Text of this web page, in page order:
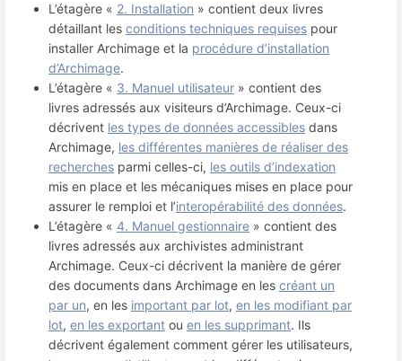
L’étagère « 2. Installation » contient deux livres
détaillant les conditions techniques requises pour
installer Archimage et la procédure d’installation
d’Archimage.
L’étagère « 3. Manuel utilisateur » contient des
livres adressés aux visiteurs d’Archimage. Ceux-ci
décrivent les types de données accessibles dans
Archimage, les différentes manières de réaliser des
recherches parmi celles-ci, les outils d’indexation
mis en place et les mécaniques mises en place pour
assurer le remploi et l’interopérabilité des données.
L’étagère « 4. Manuel gestionnaire » contient des
livres adressés aux archivistes administrant
Archimage. Ceux-ci décrivent la manière de gérer
des documents dans Archimage en les créant un
par un, en les important par lot, en les modifiant par
lot, en les exportant ou en les supprimant. Ils
décrivent également comment gérer les utilisateurs,